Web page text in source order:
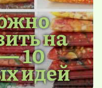
на
10
идей